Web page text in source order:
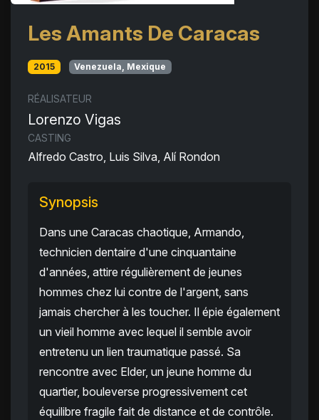
Les Amants De Caracas
2015 Venezuela, Mexique
RÉALISATEUR
Lorenzo Vigas
CASTING
Alfredo Castro, Luis Silva, Alí Rondon
Synopsis
Dans une Caracas chaotique, Armando,
technicien dentaire d'une cinquantaine
d'années, attire régulièrement de jeunes
hommes chez lui contre de l'argent, sans
jamais chercher à les toucher. Il épie également
un vieil homme avec lequel il semble avoir
entretenu un lien traumatique passé. Sa
rencontre avec Elder, un jeune homme du
quartier, bouleverse progressivement cet
équilibre fragile fait de distance et de contrôle.